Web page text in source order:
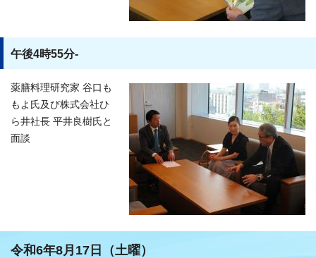
午後4時55分-
薬膳料理研究家 谷口も
もよ氏及び株式会社ひ
ら井社長 平井良樹氏と
面談
令和6年8月17日（土曜）